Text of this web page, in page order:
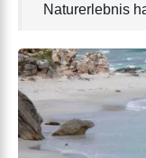
Naturerlebnis